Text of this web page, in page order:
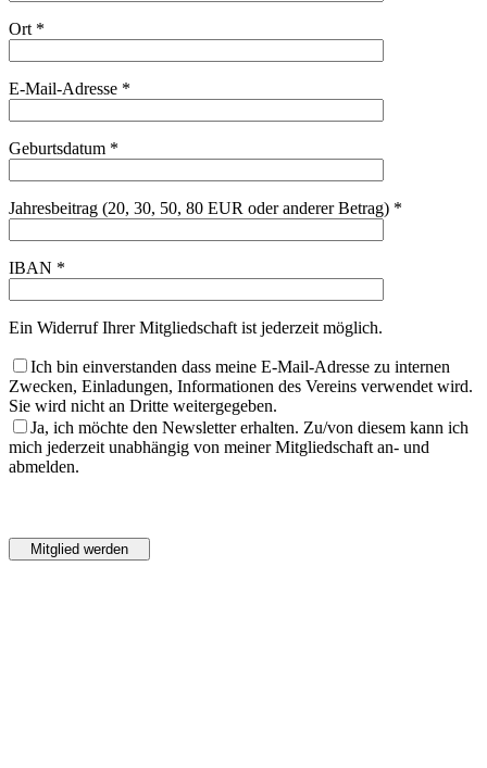
Ort *
E-Mail-Adresse *
Geburtsdatum *
Jahresbeitrag (20, 30, 50, 80 EUR oder anderer Betrag) *
IBAN *
Ein Widerruf Ihrer Mitgliedschaft ist jederzeit möglich.
Ich bin einverstanden dass meine E-Mail-Adresse zu internen
Zwecken, Einladungen, Informationen des Vereins verwendet wird.
Sie wird nicht an Dritte weitergegeben.
Ja, ich möchte den Newsletter erhalten. Zu/von diesem kann ich
mich jederzeit unabhängig von meiner Mitgliedschaft an- und
abmelden.
dieses
Feld
lasse
dieses